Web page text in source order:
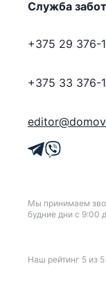
Служба
+375 29 376-
+375 33 376-
Мы принимаем
будние дни с 9:00
Наш рейтинг 5 из 5